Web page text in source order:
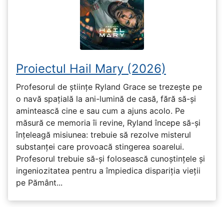
Proiectul Hail Mary (2026)
Profesorul de științe Ryland Grace se trezește pe
o navă spațială la ani-lumină de casă, fără să-și
amintească cine e sau cum a ajuns acolo. Pe
măsură ce memoria îi revine, Ryland începe să-și
înțeleagă misiunea: trebuie să rezolve misterul
substanței care provoacă stingerea soarelui.
Profesorul trebuie să-și folosească cunoștințele și
ingeniozitatea pentru a împiedica dispariția vieții
pe Pământ...